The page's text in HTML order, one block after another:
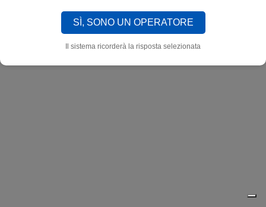
SÌ, SONO UN OPERATORE
Il sistema ricorderà la risposta selezionata